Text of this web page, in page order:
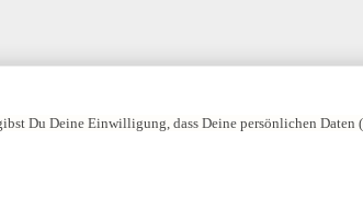
Du Deine Einwilligung, dass Deine persönlichen Daten